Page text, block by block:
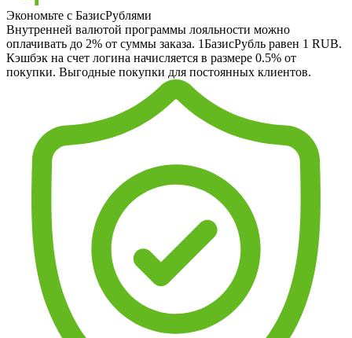
Экономьте с БазисРублями
Внутренней валютой программы лояльности можно
оплачивать до 2% от суммы заказа. 1БазисРубль равен 1 RUB.
Кэшбэк на счет логина начисляется в размере 0.5% от
покупки. Выгодные покупки для постоянных клиентов.